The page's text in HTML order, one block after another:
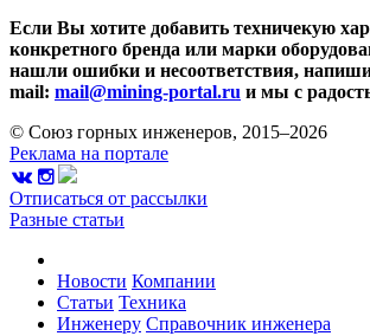
Если Вы хотите добавить техничекую
конкретного бренда или марки
нашли ошибки и несоответствия,
mail: mail@mining-portal.ru и мы с
© Союз горных инженеров, 2015–2026
Реклама на портале
Отписаться от рассылки
Разные статьи
Новости Компании
Статьи Техника
Инженеру Справочник инженера